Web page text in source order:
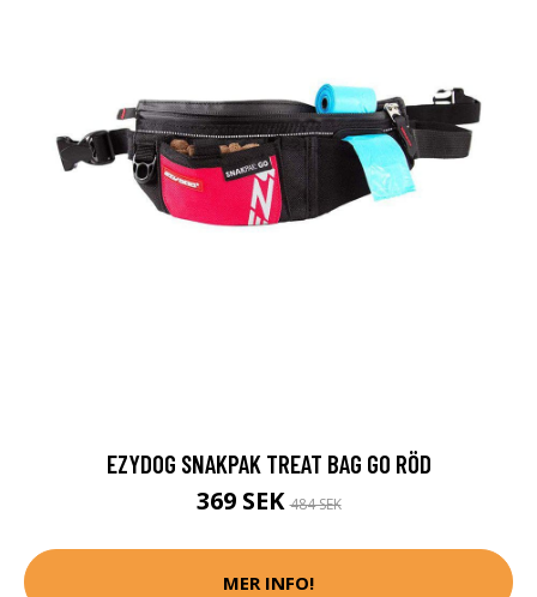
EZYDOG SNAKPAK TREAT BAG GO RÖD
369 SEK484 SEK
MER INFO!